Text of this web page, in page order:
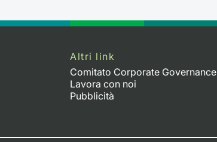
Altri link
Comitato Corporate Governance
Lavora con noi
Pubblicità